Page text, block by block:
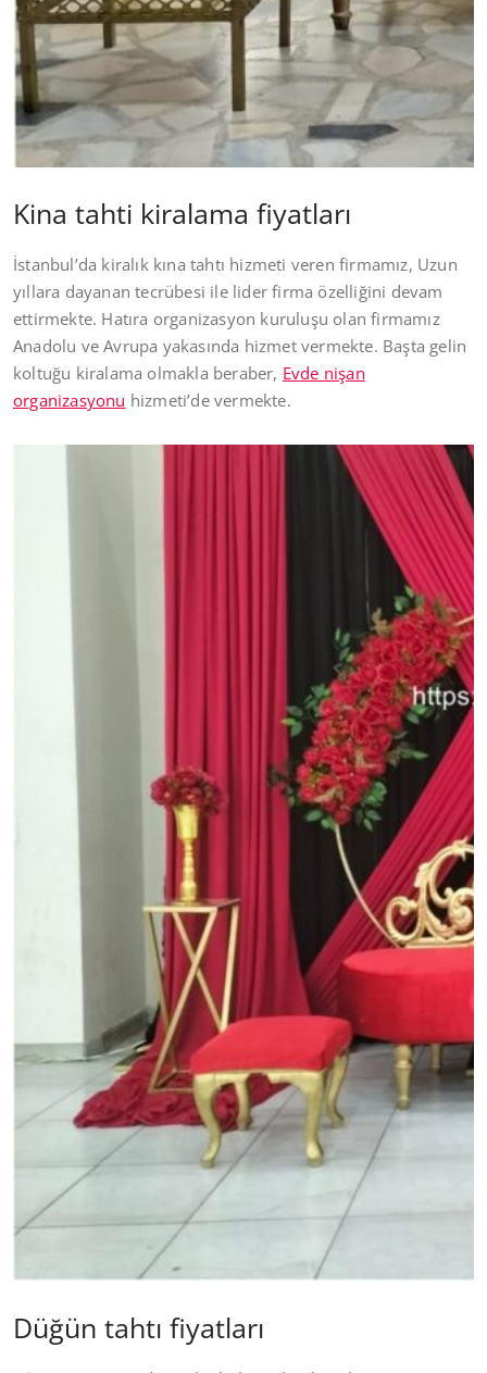
Kina tahti kiralama fiyatları
İstanbul’da kiralık kına tahtı hizmeti veren firmamız, Uzun
yıllara dayanan tecrübesi ile lider firma özelliğini devam
ettirmekte. Hatıra organizasyon kuruluşu olan firmamız
Anadolu ve Avrupa yakasında hizmet vermekte. Başta gelin
koltuğu kiralama olmakla beraber, Evde nişan
organizasyonu hizmeti’de vermekte.
Düğün tahtı fiyatları